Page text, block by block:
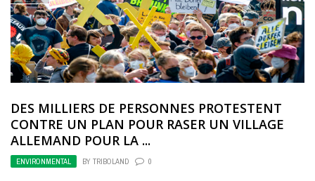
DES MILLIERS DE PERSONNES PROTESTENT
CONTRE UN PLAN POUR RASER UN VILLAGE
ALLEMAND POUR LA ...
ENVIRONMENTAL BY TRIBOLAND 0